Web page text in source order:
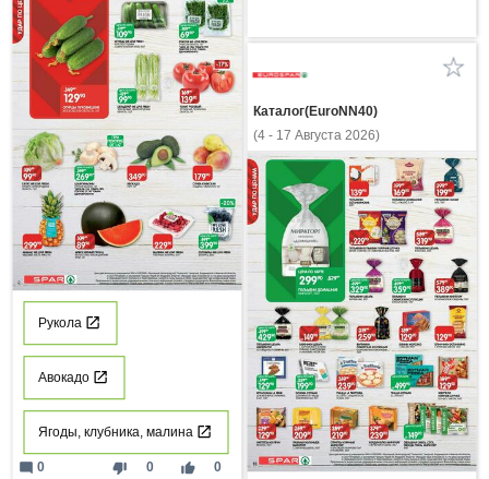
Рукола
Авокадо
Ягоды, клубника, малина
thumb_down 0 thumb_up 0
mode_comment 0
Каталог(EuroNN40)
(4 - 17 Августа 2026)